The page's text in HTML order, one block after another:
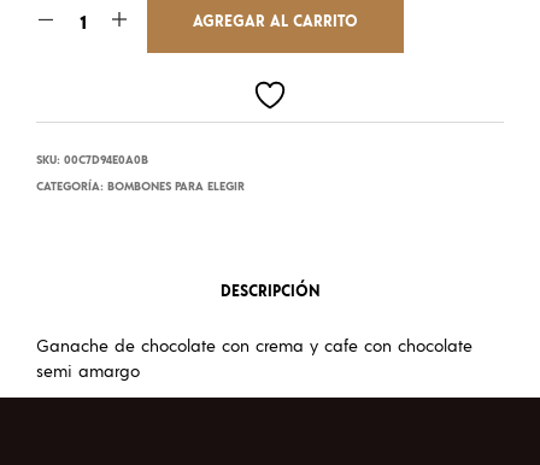
AGREGAR AL CARRITO
SKU: 00C7D94E0A0B
CATEGORÍA: BOMBONES PARA ELEGIR
DESCRIPCIÓN
Ganache de chocolate con crema y cafe con chocolate
semi amargo